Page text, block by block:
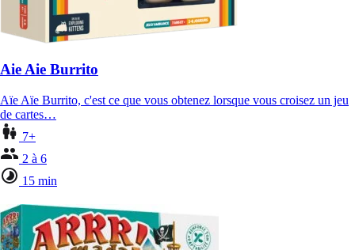
Aie Aie Burrito
Aïe Aïe Burrito, c'est ce que vous obtenez lorsque vous croisez un jeu
de cartes…
7+
2 à 6
15 min